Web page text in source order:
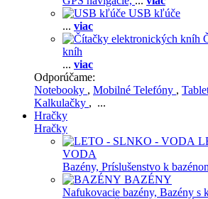
USB kľúče
... viac
kníh
... viac
Odporúčame:
Notebooky , Mobilné Telefóny ,
Kalkulačky , ...
Hračky
Hračky
VODA
Bazény, Príslušenstvo k
BAZÉNY
Nafukovacie bazény, Bazény s